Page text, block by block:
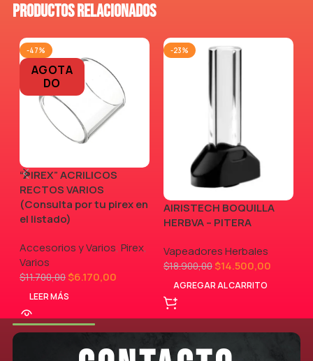
Productos relacionados
-47%
AGOTA
DO
“PIREX” ACRILICOS
RECTOS VARIOS
(Consulta por tu pirex en
el listado)
Accesorios y Varios, Pirex,
Varios
$11.700,00$6.170,00
LEER MÁS
-23%
AIRISTECH BOQUILLA
HERBVA – PITERA
Vapeadores Herbales
$18.900,00$14.500,00
AGREGAR AL CARRITO